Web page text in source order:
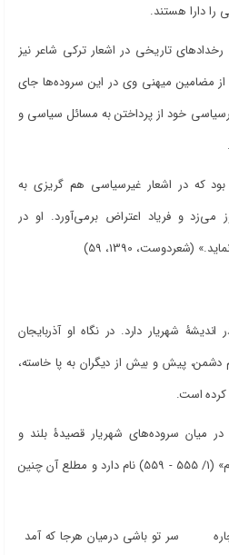
را دارا هستند.
تاریخی در اشعار ترکی شاعر نیز
مضامین میهنی وی در این سروده‌ها جای
خود از پرداختن به مسائل سیاسی و
که در اشعار غیرسیاسی هم گریزی به
و فریاد اعتراض برمی‌آورد. او در
.
» (شعردوست، 1390، 59)
اندیشۀ شهریار دارد. در نگاه او آذربایجان
پیش و بیش از دیگران به پا خاسته،
کرده است.
در میان سروده‌های شهریار قصیدۀ بلند و
غرای «به پیشگاه آذربایجان عزیزم» (1/ 555 - 559) نام دارد و مطلع آن چنین
سر تو باشی درمیان هرجا که آمد